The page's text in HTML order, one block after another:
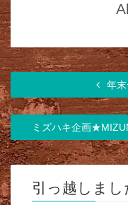
年末
ミズハキ企画
引っ越しまし